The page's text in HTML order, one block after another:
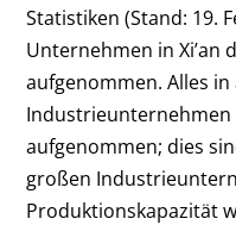
Statistiken (Stand: 19.
Unternehmen in Xi’an
aufgenommen. Alles
aufgenommen; dies
großen
Produktionskapazität